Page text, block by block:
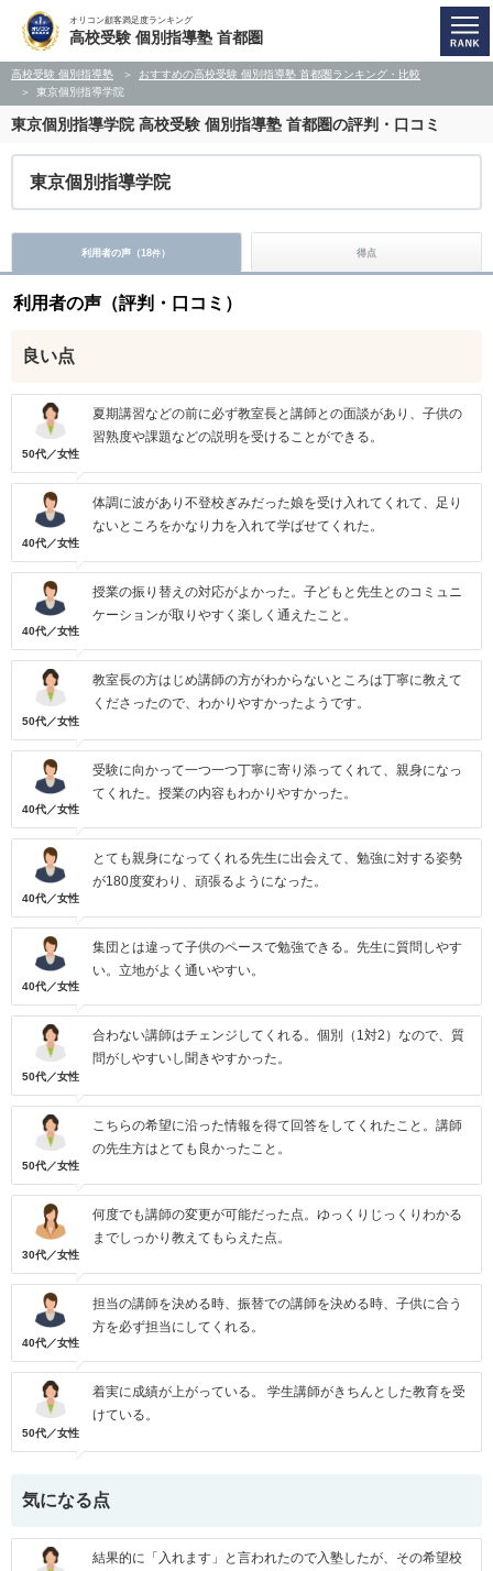
オリコン顧客満足度ランキング
高校受験 個別指導塾 首都圏
高校受験 個別指導塾
おすすめの高校受験 個別指導塾 首都圏ランキング・比較
東京個別指導学院
東京個別指導学院 高校受験 個別指導塾 首都圏の評判・口コミ
東京個別指導学院
利用者の声（18件） 得点
利用者の声（評判・口コミ）
良い点
50代／女性
夏期講習などの前に必ず教室長と講師との面談があり、子供の
習熟度や課題などの説明を受けることができる。
40代／女性
体調に波があり不登校ぎみだった娘を受け入れてくれて、足り
ないところをかなり力を入れて学ばせてくれた。
40代／女性
授業の振り替えの対応がよかった。子どもと先生とのコミュニ
ケーションが取りやすく楽しく通えたこと。
50代／女性
教室長の方はじめ講師の方がわからないところは丁寧に教えて
くださったので、わかりやすかったようです。
40代／女性
受験に向かって一つ一つ丁寧に寄り添ってくれて、親身になっ
てくれた。授業の内容もわかりやすかった。
40代／女性
とても親身になってくれる先生に出会えて、勉強に対する姿勢
が180度変わり、頑張るようになった。
40代／女性
集団とは違って子供のペースで勉強できる。先生に質問しやす
い。立地がよく通いやすい。
50代／女性
合わない講師はチェンジしてくれる。個別（1対2）なので、質
問がしやすいし聞きやすかった。
50代／女性
こちらの希望に沿った情報を得て回答をしてくれたこと。講師
の先生方はとても良かったこと。
30代／女性
何度でも講師の変更が可能だった点。ゆっくりじっくりわかる
までしっかり教えてもらえた点。
40代／女性
担当の講師を決める時、振替での講師を決める時、子供に合う
方を必ず担当にしてくれる。
50代／女性
着実に成績が上がっている。 学生講師がきちんとした教育を受
けている。
気になる点
結果的に「入れます」と言われたので入塾したが、その希望校